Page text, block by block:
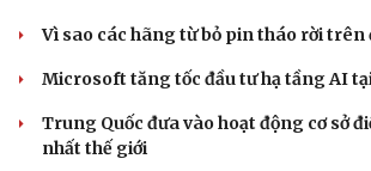
Vì sao các hãng từ bỏ pin tháo rời trên
Microsoft tăng tốc đầu tư hạ tầng AI
Trung Quốc đưa vào hoạt động cơ sở
nhất thế giới